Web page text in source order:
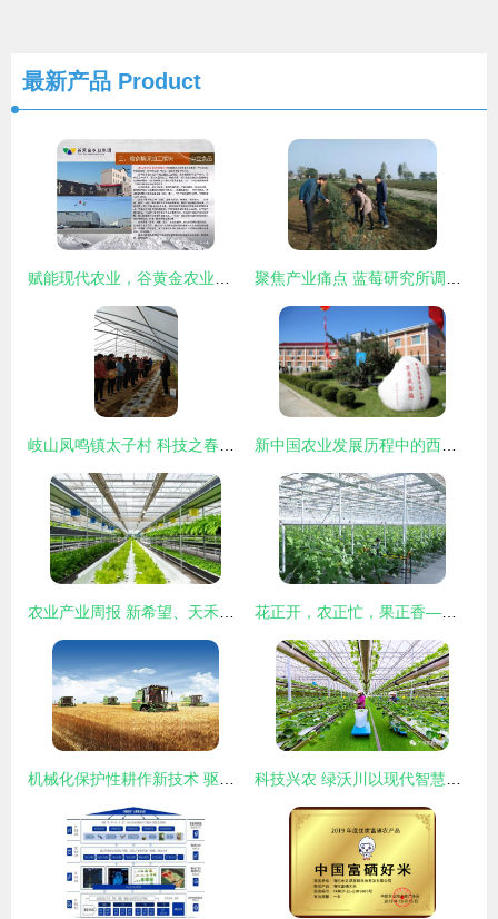
最新产品 Product